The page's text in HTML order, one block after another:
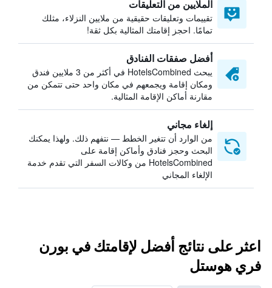
الملايين من التعليقات
تقييمات وتعليقات حقيقية من ملايين النزلاء، مثلك
تمامًا. احجز إقامتك المثالية بكل ثقة!
أفضل صفقات الفنادق
يبحث HotelsCombined في أكثر من 3 ملايين فندق
ومكان إقامة ويجمعهم في مكان واحد حتى تتمكن من
مقارنة أماكن الإقامة المثالية.
إلغاء مجاني
من الوارد أن تتغير الخطط — نتفهم ذلك. ولهذا يمكنك
البحث وحجز فنادق وأماكن إقامة على
HotelsCombined من وكالات السفر التي تقدم خدمة
الإلغاء المجاني
اعثر على نتائج أفضل لإقامتك في بورن
فري هوستل